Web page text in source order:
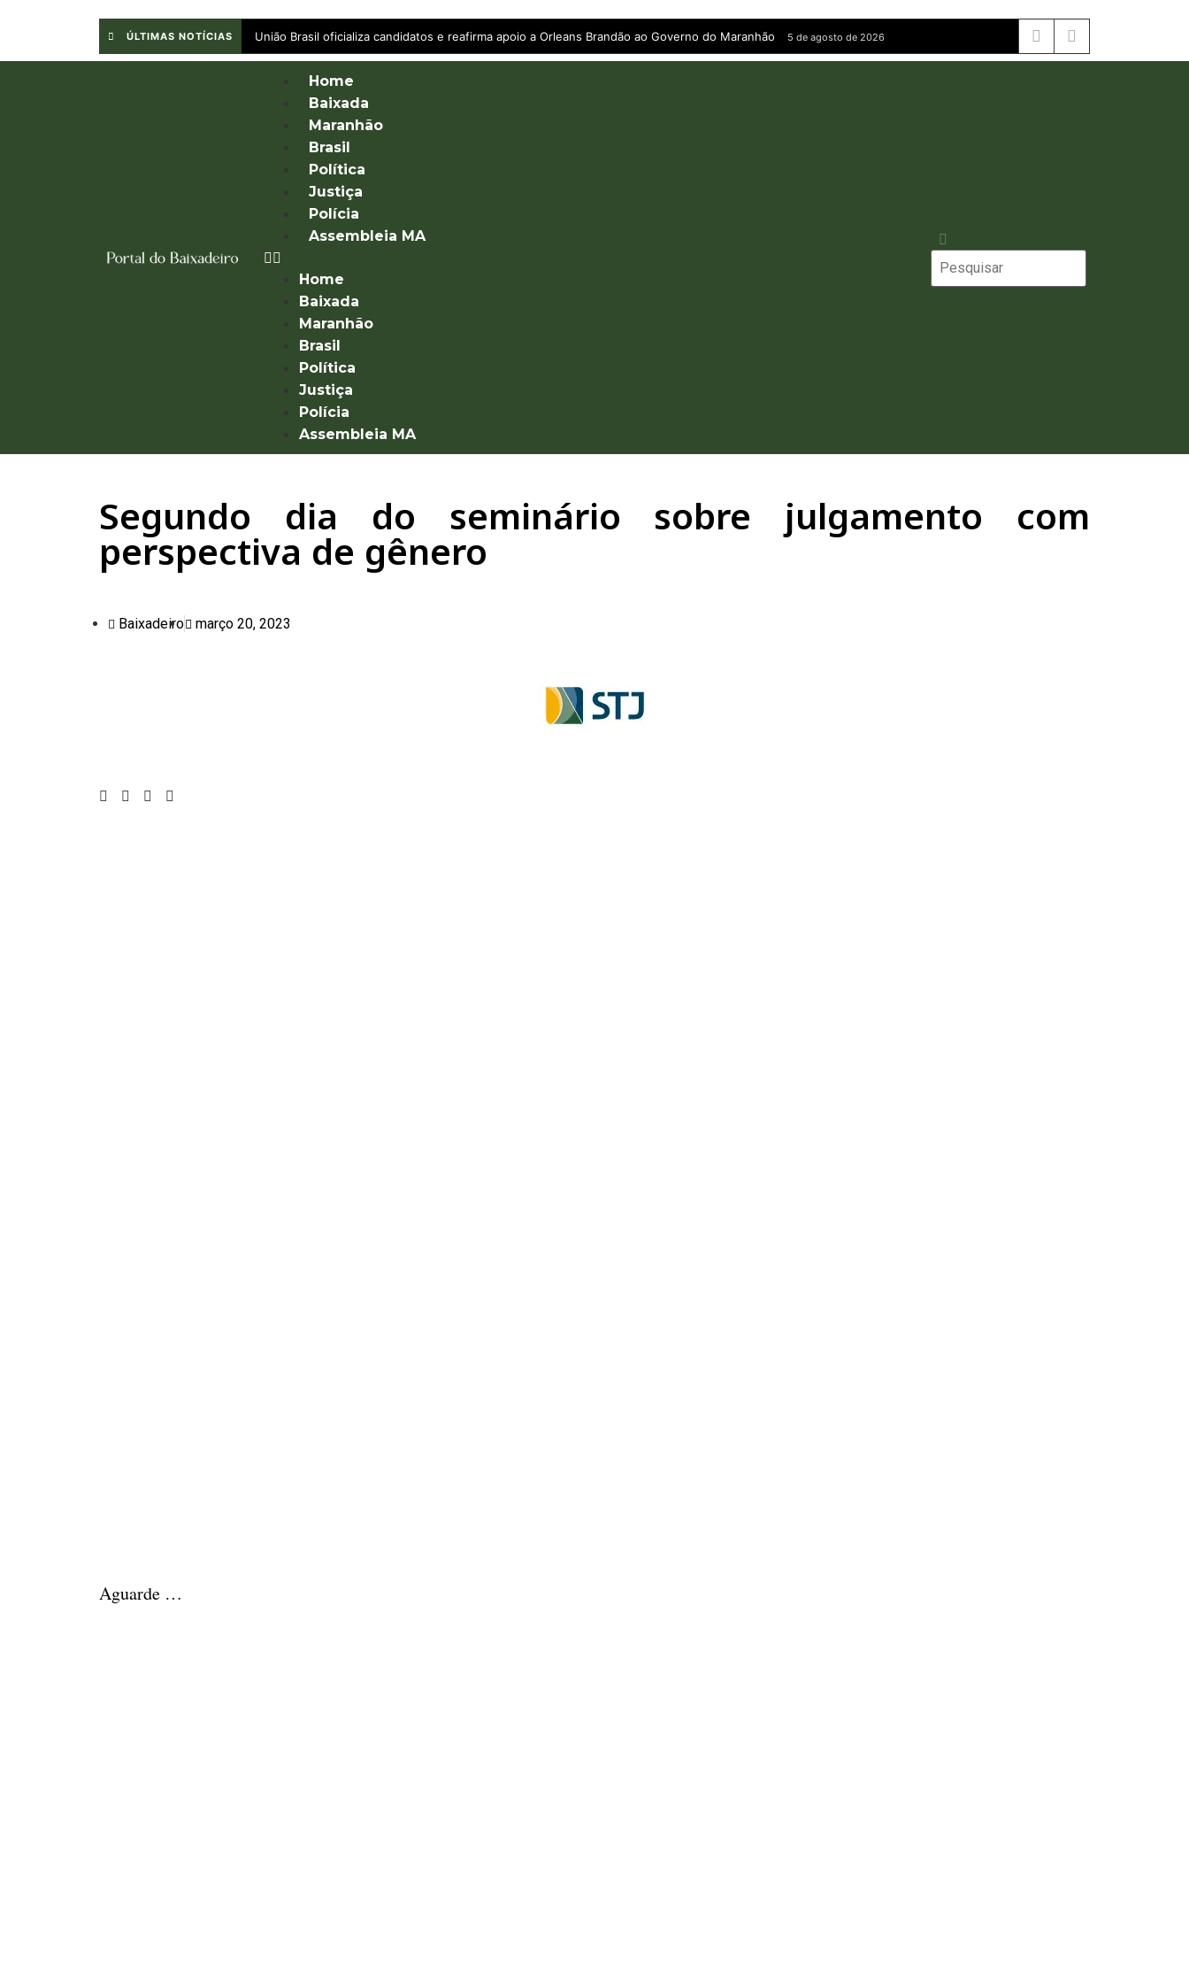
ÚLTIMAS NOTÍCIAS União Brasil oficializa candidatos e reafirma apoio a Orleans Brandão ao Governo do Maranhão 5 de agosto de 2026
Home
Baixada
Maranhão
Brasil
Política
Justiça
Polícia
Assembleia MA
Home
Baixada
Maranhão
Brasil
Política
Justiça
Polícia
Assembleia MA
Segundo dia do seminário sobre julgamento com
perspectiva de gênero
Baixadeiro março 20, 2023
Aguarde …